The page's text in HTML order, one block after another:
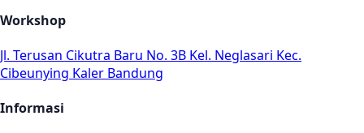
Workshop
Jl. Terusan Cikutra Baru No. 3B Kel. Neglasari Kec.
Cibeunying Kaler Bandung
Informasi